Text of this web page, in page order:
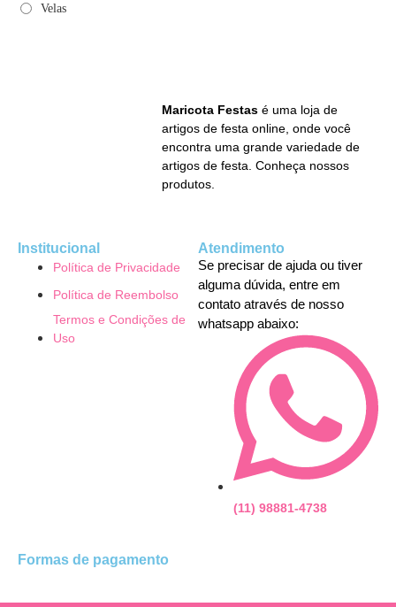
Velas
Maricota Festas é uma loja de
artigos de festa online, onde você
encontra uma grande variedade de
artigos de festa. Conheça nossos
produtos.
Institucional
Política de Privacidade
Política de Reembolso
Termos e Condições de
Uso
Atendimento
Se precisar de ajuda ou tiver
alguma dúvida, entre em
contato através de nosso
whatsapp abaixo:
(11) 98881-4738
Formas de pagamento